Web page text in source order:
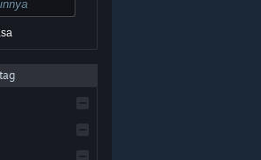
merupakan hak pemilik